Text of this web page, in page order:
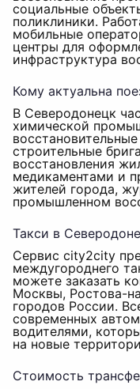
социальные
поликлиники.
мобильные
центры для
инфраструктура
Кому актуальна
В Северодонецк
химической
строительные
восстановления
медикаментами и
жителей города,
промышленном
Такси в
Сервис city2city
междугороднего
можете заказать
Москвы, Ростова-
городов России.
современных
водителями,
на новые
Стоимость